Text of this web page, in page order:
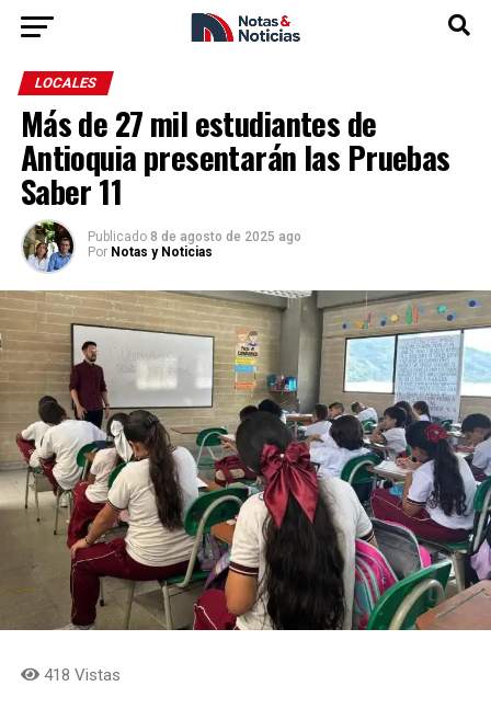
LOCALES
Más de 27 mil estudiantes de
Antioquia presentarán las Pruebas
Saber 11
Publicado 8 de agosto de 2025 ago
Por Notas y Noticias
418 Vistas